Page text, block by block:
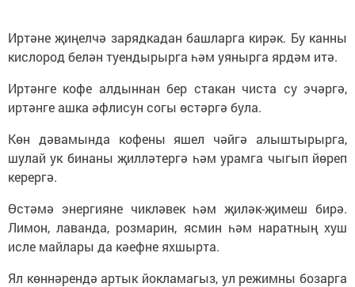
Иртәне җиңелчә зарядкадан башларга кирәк. Бу канны
кислород белән туендырырга һәм уянырга ярдәм итә.
Иртәнге кофе алдыннан бер стакан чиста су эчәргә,
иртәнге ашка әфлисун согы өстәргә була.
Көн дәвамында кофены яшел чәйгә алыштырырга,
шулай ук бинаны җилләтергә һәм урамга чыгып йөреп
керергә.
Өстәмә энергияне чикләвек һәм җиләк-җимеш бирә.
Лимон, лаванда, розмарин, ясмин һәм наратның хуш
исле майлары да кәефне яхшырта.
Ял көннәрендә артык йокламагыз, ул режимны бозарга